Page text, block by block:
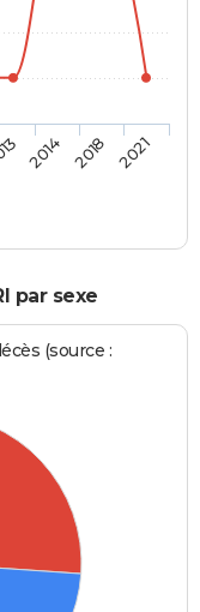
2014 2018 2021
par sexe
(source :